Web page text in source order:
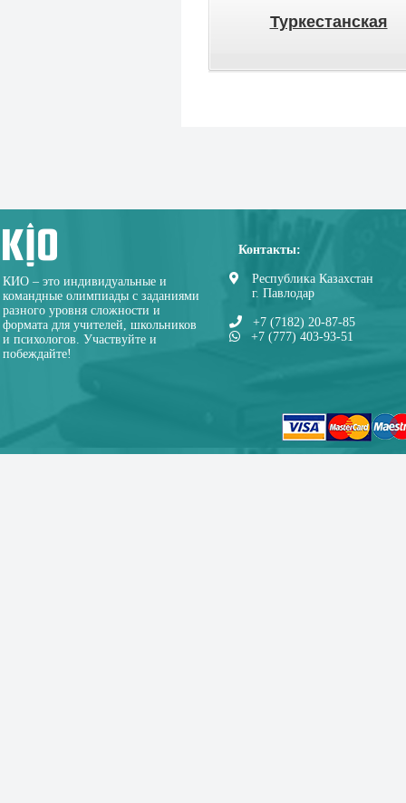
Туркестанская
КИО – это индивидуальные и
командные олимпиады с заданиями
разного уровня сложности и
формата для учителей, школьников
и психологов. Участвуйте и
побеждайте!
Контакты:
Республика Казахстан
г. Павлодар
+7 (7182) 20-87-85
+7 (777) 403-93-51